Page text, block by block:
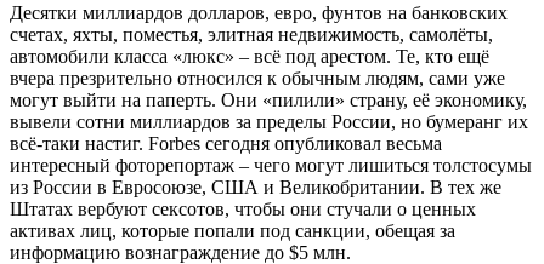
Десятки миллиардов долларов, евро, фунтов на банковских
счетах, яхты, поместья, элитная недвижимость, самолёты,
автомобили класса «люкс» – всё под арестом. Те, кто ещё
вчера презрительно относился к обычным людям, сами уже
могут выйти на паперть. Они «пилили» страну, её экономику,
вывели сотни миллиардов за пределы России, но бумеранг их
всё-таки настиг. Forbes сегодня опубликовал весьма
интересный фоторепортаж – чего могут лишиться толстосумы
из России в Евросоюзе, США и Великобритании. В тех же
Штатах вербуют сексотов, чтобы они стучали о ценных
активах лиц, которые попали под санкции, обещая за
информацию вознаграждение до $5 млн.